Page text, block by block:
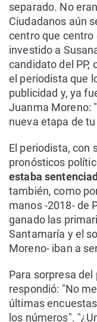
separado. No
Ciudadanos aún
centro que centro
investido a
candidato del PP,
el periodista que
publicidad y, ya
Juanma Moreno:
nueva etapa de
El periodista, con
pronósticos
estaba
también, como
manos -2018- de
ganado las
Santamaría y el
Moreno- iban a
Para sorpresa
respondió: "No
últimas
los números".